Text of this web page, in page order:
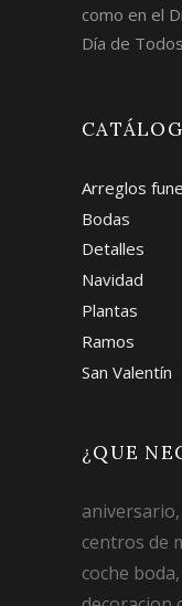
como en el
Día de
Arreglos
Bodas
Detalles
Navidad
Plantas
Ramos
San Valentín
¿QUE
aniversario
centros de
coche boda